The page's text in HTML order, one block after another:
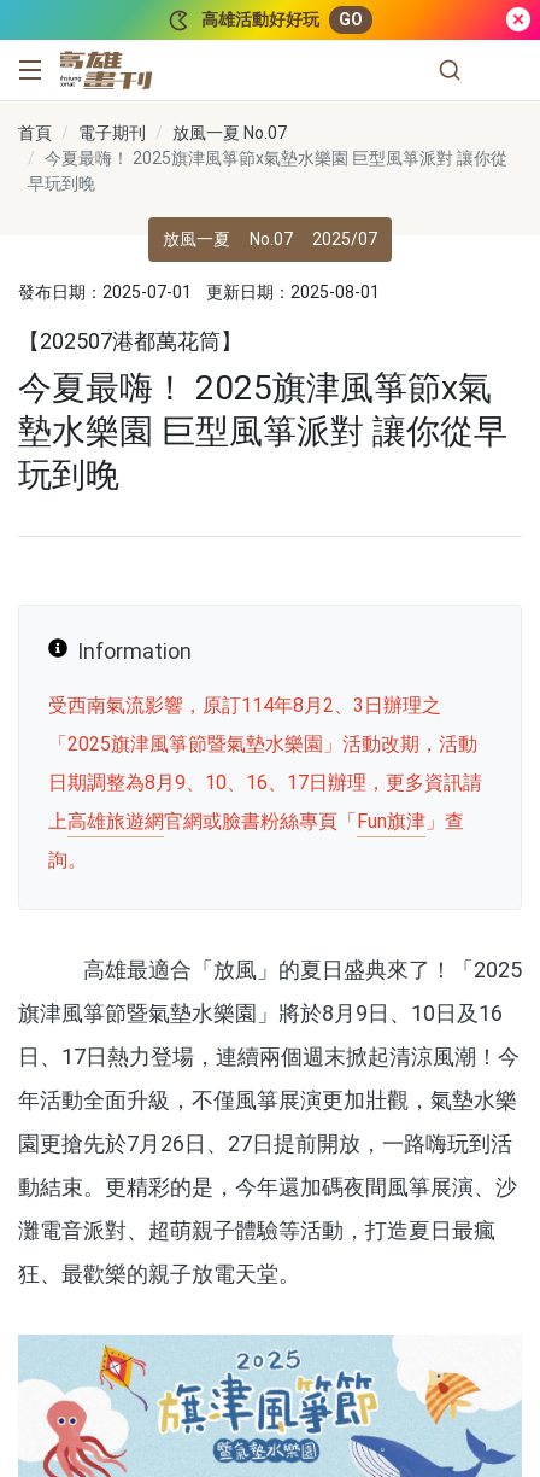
高雄活動好好玩 GO
高雄畫刊
首頁 電子期刊
放風一夏 No.07
今夏最嗨！ 2025旗津風箏節x氣墊水樂園 巨型風箏派對 讓你從
早玩到晚
放風一夏 No.07 2025/07
發布日期：2025-07-01 更新日期：2025-08-01
【202507港都萬花筒】
今夏最嗨！ 2025旗津風箏節x氣
墊水樂園 巨型風箏派對 讓你從早
玩到晚
Information
受西南氣流影響，原訂114年8月2、3日辦理之
「2025旗津風箏節暨氣墊水樂園」活動改期，活動
日期調整為8月9、10、16、17日辦理，更多資訊請
上高雄旅遊網官網或臉書粉絲專頁「Fun旗津 」查
詢。
高雄最適合「放風」的夏日盛典來了！「2025
旗津風箏節暨氣墊水樂園」將於8月9日、10日及16
日、17日熱力登場，連續兩個週末掀起清涼風潮！今
年活動全面升級，不僅風箏展演更加壯觀，氣墊水樂
園更搶先於7月26日、27日提前開放，一路嗨玩到活
動結束。更精彩的是，今年還加碼夜間風箏展演、沙
灘電音派對、超萌親子體驗等活動，打造夏日最瘋
狂、最歡樂的親子放電天堂。